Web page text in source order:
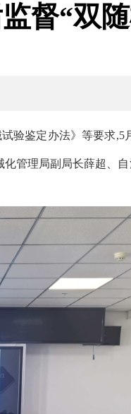
督“双
验鉴定办法》等要求,5
化管理局副局长薛超 、